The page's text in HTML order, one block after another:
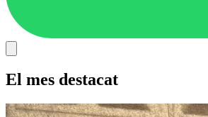
El mes destacat